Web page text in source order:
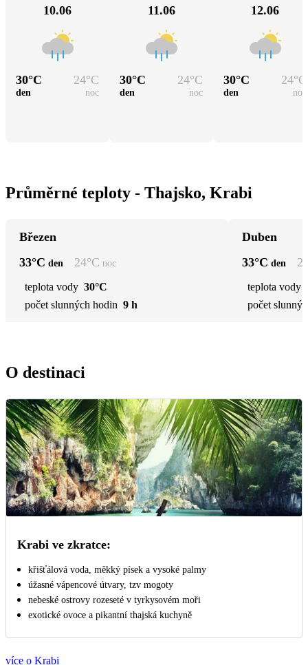
10.06
30°C 24°C
den noc
11.06
30°C 24°C
den noc
12.06
30°C 24°C
den noc
Průměrné teploty - Thajsko, Krabi
Březen
33°C den 24°C noc
teplota vody 30°C
počet slunných hodin 9 h
Duben
33°C den
teplota vody
počet
O destinaci
Krabi ve zkratce:
křišťálová voda, měkký písek a vysoké palmy
úžasné vápencové útvary, tzv mogoty
nebeské ostrovy rozeseté v tyrkysovém moři
exotické ovoce a pikantní thajská kuchyně
více o Krabi